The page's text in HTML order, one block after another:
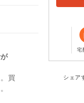
買
宅
シェア